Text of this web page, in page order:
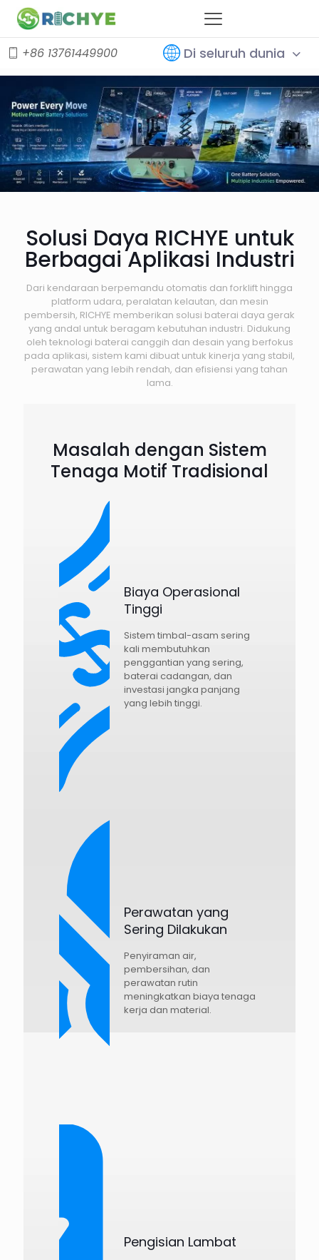
+86 13761449900 Di seluruh dunia
Solusi Daya RICHYE untuk
Berbagai Aplikasi Industri
Dari kendaraan berpemandu otomatis dan forklift hingga
platform udara, peralatan kelautan, dan mesin
pembersih, RICHYE memberikan solusi baterai daya gerak
yang andal untuk beragam kebutuhan industri. Didukung
oleh teknologi baterai canggih dan desain yang berfokus
pada aplikasi, sistem kami dibuat untuk kinerja yang stabil,
perawatan yang lebih rendah, dan efisiensi yang tahan
lama.
Masalah dengan Sistem
Tenaga Motif Tradisional
Biaya Operasional
Tinggi
Sistem timbal-asam sering
kali membutuhkan
penggantian yang sering,
baterai cadangan, dan
investasi jangka panjang
yang lebih tinggi.
Perawatan yang
Sering Dilakukan
Penyiraman air,
pembersihan, dan
perawatan rutin
meningkatkan biaya tenaga
kerja dan material.
Pengisian Lambat